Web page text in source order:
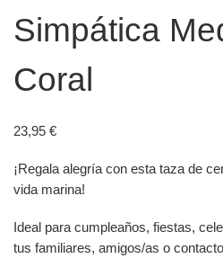
Simpática
Coral
23,95 €
¡Regala alegría con esta taza de
vida marina!
Ideal para cumpleaños, fiestas,
tus familiares, amigos/as o